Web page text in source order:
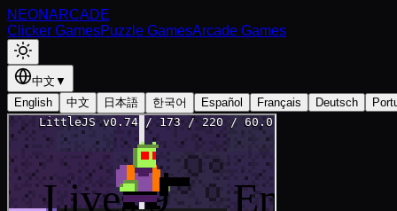
NEONARCADE
Clicker GamesPuzzle GamesArcade Games
中文 ▼
English
中文 日本語 한국어 Español Français Deutsch